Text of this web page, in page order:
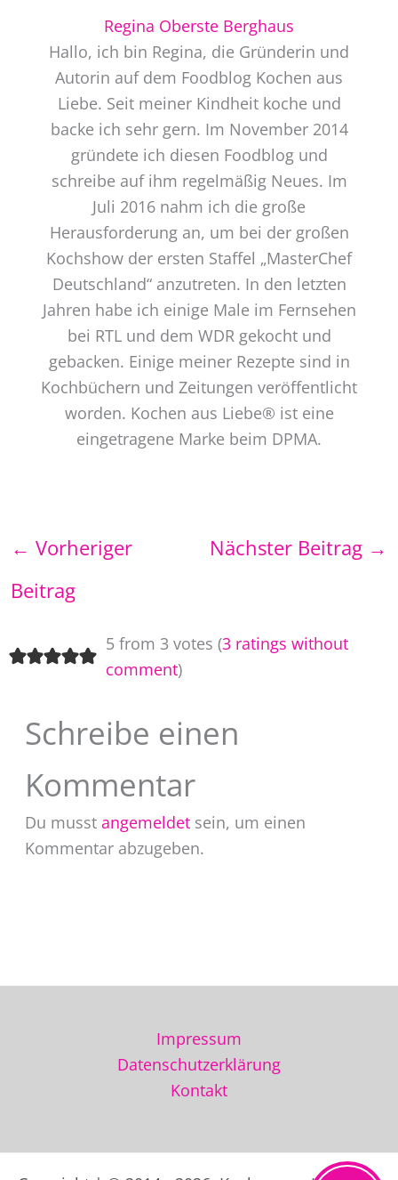
Regina Oberste Berghaus
Hallo, ich bin Regina, die Gründerin und
Autorin auf dem Foodblog Kochen aus
Liebe. Seit meiner Kindheit koche und
backe ich sehr gern. Im November 2014
gründete ich diesen Foodblog und
schreibe auf ihm regelmäßig Neues. Im
Juli 2016 nahm ich die große
Herausforderung an, um bei der großen
Kochshow der ersten Staffel „MasterChef
Deutschland“ anzutreten. In den letzten
Jahren habe ich einige Male im Fernsehen
bei RTL und dem WDR gekocht und
gebacken. Einige meiner Rezepte sind in
Kochbüchern und Zeitungen veröffentlicht
worden. Kochen aus Liebe® ist eine
eingetragene Marke beim DPMA.
← Vorheriger
Beitrag
Nächster Beitrag →
5 from 3 votes (3 ratings without
comment)
Schreibe einen
Kommentar
Du musst angemeldetsein, um einen
Kommentar abzugeben.
Impressum
Datenschutzerklärung
Kontakt